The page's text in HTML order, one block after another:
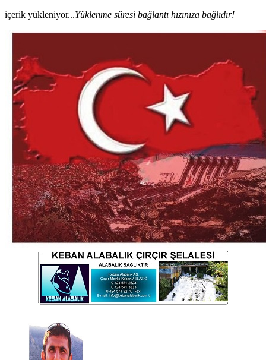
içerik yükleniyor...Yüklenme süresi bağlantı hızınıza bağlıdır!